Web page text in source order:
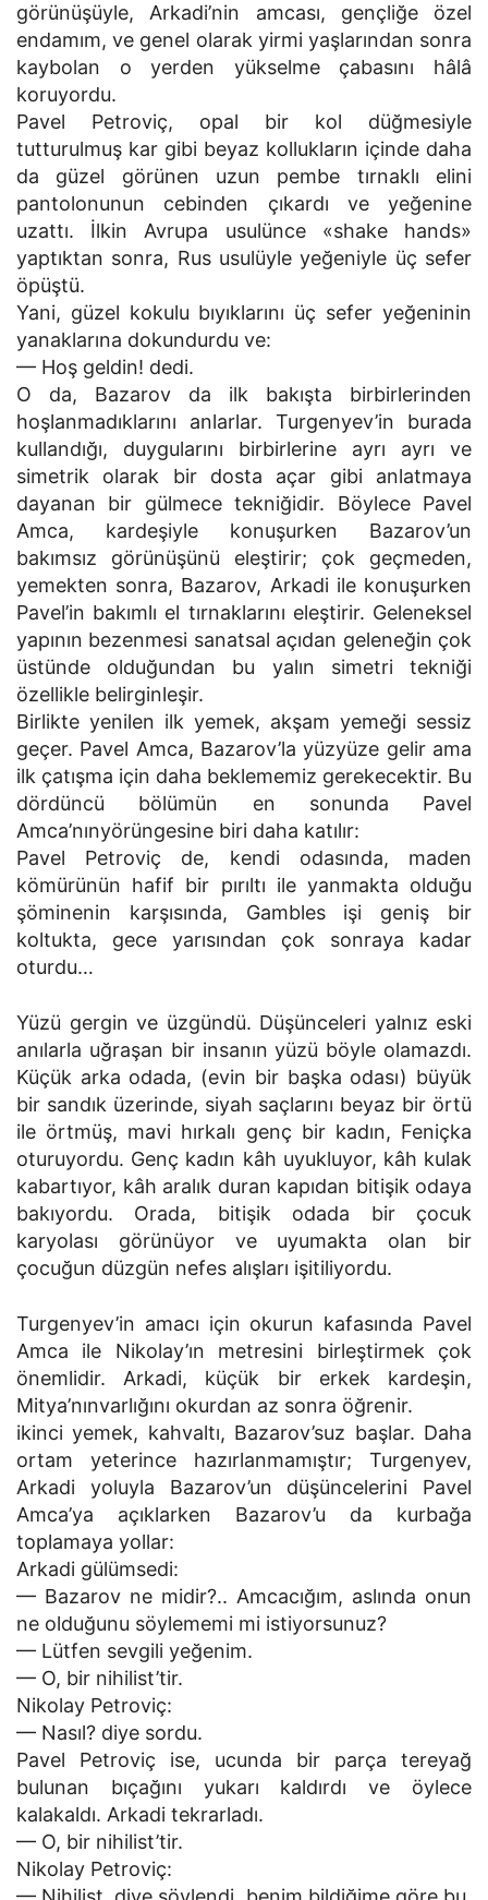
görünüşüyle, Arkadi’nin amcası, gençliğe özel
endamım, ve genel olarak yirmi yaşlarından sonra
kaybolan o yerden yükselme çabasını hâlâ
koruyordu.
Pavel Petroviç, opal bir kol düğmesiyle
tutturulmuş kar gibi beyaz kollukların içinde daha
da güzel görünen uzun pembe tırnaklı elini
pantolonunun cebinden çıkardı ve yeğenine
uzattı. İlkin Avrupa usulünce «shake hands»
yaptıktan sonra, Rus usulüyle yeğeniyle üç sefer
öpüştü.
Yani, güzel kokulu bıyıklarını üç sefer yeğeninin
yanaklarına dokundurdu ve:
— Hoş geldin! dedi.
O da, Bazarov da ilk bakışta birbirlerinden
hoşlanmadıklarını anlarlar. Turgenyev’in burada
kullandığı, duygularını birbirlerine ayrı ayrı ve
simetrik olarak bir dosta açar gibi anlatmaya
dayanan bir gülmece tekniğidir. Böylece Pavel
Amca, kardeşiyle konuşurken Bazarov’un
bakımsız görünüşünü eleştirir; çok geçmeden,
yemekten sonra, Bazarov, Arkadi ile konuşurken
Pavel’in bakımlı el tırnaklarını eleştirir. Geleneksel
yapının bezenmesi sanatsal açıdan geleneğin çok
üstünde olduğundan bu yalın simetri tekniği
özellikle belirginleşir.
Birlikte yenilen ilk yemek, akşam yemeği sessiz
geçer. Pavel Amca, Bazarov’la yüzyüze gelir ama
ilk çatışma için daha beklememiz gerekecektir. Bu
dördüncü bölümün en sonunda Pavel
Amca’nınyörüngesine biri daha katılır:
Pavel Petroviç de, kendi odasında, maden
kömürünün hafif bir pırıltı ile yanmakta olduğu
şöminenin karşısında, Gambles işi geniş bir
koltukta, gece yarısından çok sonraya kadar
oturdu…
Yüzü gergin ve üzgündü. Düşünceleri yalnız eski
anılarla uğraşan bir insanın yüzü böyle olamazdı.
Küçük arka odada, (evin bir başka odası) büyük
bir sandık üzerinde, siyah saçlarını beyaz bir örtü
ile örtmüş, mavi hırkalı genç bir kadın, Feniçka
oturuyordu. Genç kadın kâh uyukluyor, kâh kulak
kabartıyor, kâh aralık duran kapıdan bitişik odaya
bakıyordu. Orada, bitişik odada bir çocuk
karyolası görünüyor ve uyumakta olan bir
çocuğun düzgün nefes alışları işitiliyordu.
Turgenyev’in amacı için okurun kafasında Pavel
Amca ile Nikolay’ın metresini birleştirmek çok
önemlidir. Arkadi, küçük bir erkek kardeşin,
Mitya’nınvarlığını okurdan az sonra öğrenir.
ikinci yemek, kahvaltı, Bazarov’suz başlar. Daha
ortam yeterince hazırlanmamıştır; Turgenyev,
Arkadi yoluyla Bazarov’un düşüncelerini Pavel
Amca’ya açıklarken Bazarov’u da kurbağa
toplamaya yollar:
Arkadi gülümsedi:
— Bazarov ne midir?.. Amcacığım, aslında onun
ne olduğunu söylememi mi istiyorsunuz?
— Lütfen sevgili yeğenim.
— O, bir nihilist’tir.
Nikolay Petroviç:
— Nasıl? diye sordu.
Pavel Petroviç ise, ucunda bir parça tereyağ
bulunan bıçağını yukarı kaldırdı ve öylece
kalakaldı. Arkadi tekrarladı.
— O, bir nihilist’tir.
Nikolay Petroviç: